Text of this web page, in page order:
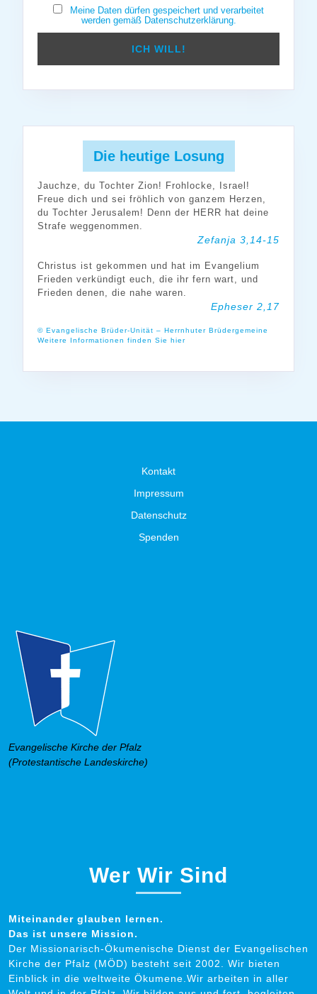
Meine Daten dürfen gespeichert und verarbeitet
werden gemäß Datenschutzerklärung.
Die heutige Losung
Jauchze, du Tochter Zion! Frohlocke, Israel!
Freue dich und sei fröhlich von ganzem Herzen,
du Tochter Jerusalem! Denn der HERR hat deine
Strafe weggenommen.
Zefanja 3,14-15
Christus ist gekommen und hat im Evangelium
Frieden verkündigt euch, die ihr fern wart, und
Frieden denen, die nahe waren.
Epheser 2,17
© Evangelische Brüder-Unität – Herrnhuter Brüdergemeine
Weitere Informationen finden Sie hier
Kontakt
Impressum
Datenschutz
Spenden
Evangelische Kirche der Pfalz
(Protestantische Landeskirche)
Wer Wir Sind
Miteinander glauben lernen.
Das ist unsere Mission.
Der Missionarisch-Ökumenische Dienst der Evangelischen
Kirche der Pfalz (MÖD) besteht seit 2002. Wir bieten
Einblick in die weltweite Ökumene.Wir arbeiten in aller